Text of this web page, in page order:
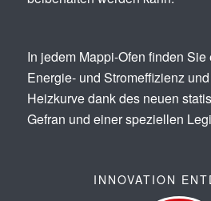
In jedem Mappi-Ofen finden Sie
Energie- und Stromeffizienz
Heizkurve dank des neuen
Gefran und einer speziellen
INNOVATION